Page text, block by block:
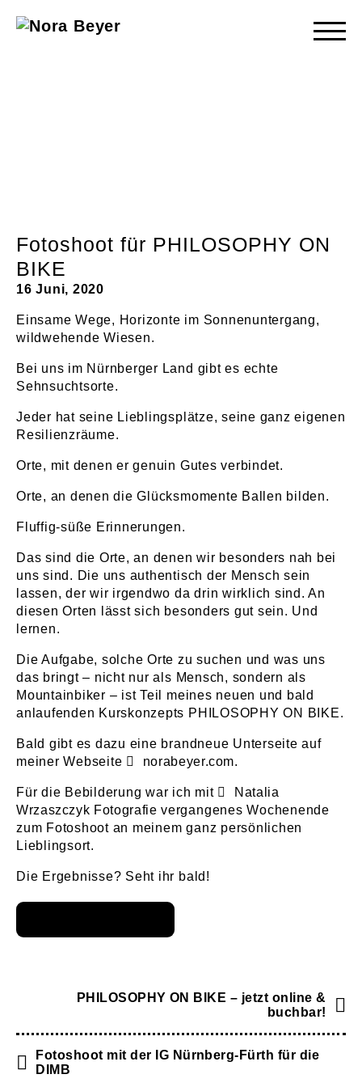
Fotoshoot für PHILOSOPHY ON
BIKE
16 Juni, 2020
Einsame Wege, Horizonte im Sonnenuntergang,
wildwehende Wiesen.
Bei uns im Nürnberger Land gibt es echte
Sehnsuchtsorte.
Jeder hat seine Lieblingsplätze, seine ganz eigenen
Resilienzräume.
Orte, mit denen er genuin Gutes verbindet.
Orte, an denen die Glücksmomente Ballen bilden.
Fluffig-süße Erinnerungen.
Das sind die Orte, an denen wir besonders nah bei
uns sind. Die uns authentisch der Mensch sein
lassen, der wir irgendwo da drin wirklich sind. An
diesen Orten lässt sich besonders gut sein. Und
lernen.
Die Aufgabe, solche Orte zu suchen und was uns
das bringt – nicht nur als Mensch, sondern als
Mountainbiker – ist Teil meines neuen und bald
anlaufenden Kurskonzepts PHILOSOPHY ON BIKE.
Bald gibt es dazu eine brandneue Unterseite auf
meiner Webseite
norabeyer.com.
Für die Bebilderung war ich mit
Natalia
Wrzaszczyk Fotografie vergangenes Wochenende
zum Fotoshoot an meinem ganz persönlichen
Lieblingsort.
Die Ergebnisse? Seht ihr bald!
PHILOSOPHY ON BIKE – jetzt online &
buchbar!
Fotoshoot mit der IG Nürnberg-Fürth für die
DIMB